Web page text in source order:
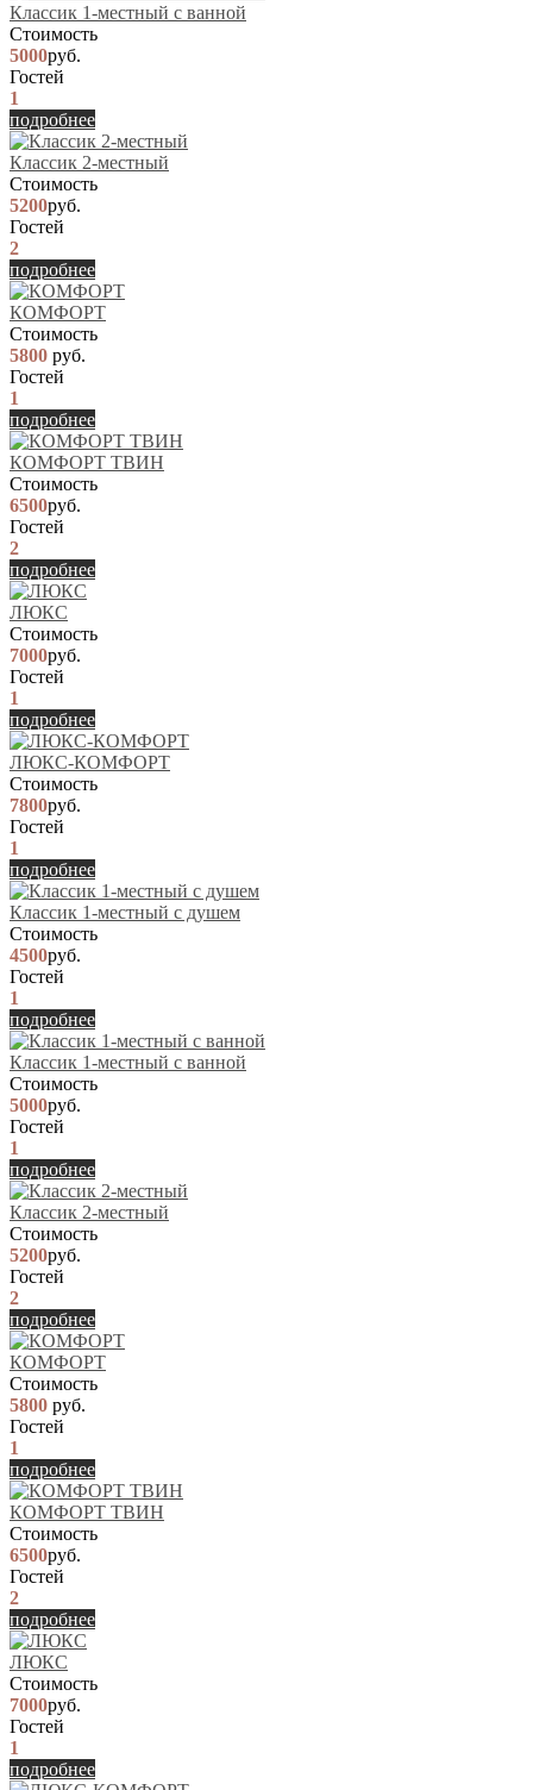
Классик 1-местный с ванной
Стоимость
5000руб.
Гостей
1
подробнее
Классик 2-местный
Стоимость
5200руб.
Гостей
2
подробнее
КОМФОРТ
Стоимость
5800 руб.
Гостей
1
подробнее
КОМФОРТ ТВИН
Стоимость
6500руб.
Гостей
2
подробнее
ЛЮКС
Стоимость
7000руб.
Гостей
1
подробнее
ЛЮКС-КОМФОРТ
Стоимость
7800руб.
Гостей
1
подробнее
Классик 1-местный с душем
Стоимость
4500руб.
Гостей
1
подробнее
Классик 1-местный с ванной
Стоимость
5000руб.
Гостей
1
подробнее
Классик 2-местный
Стоимость
5200руб.
Гостей
2
подробнее
КОМФОРТ
Стоимость
5800 руб.
Гостей
1
подробнее
КОМФОРТ ТВИН
Стоимость
6500руб.
Гостей
2
подробнее
ЛЮКС
Стоимость
7000руб.
Гостей
1
подробнее